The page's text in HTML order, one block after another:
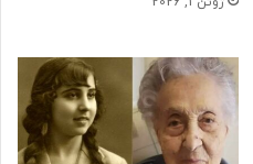
به نام اپتوژنتیک استفاده
نورشناسی و ژنتیک است. با
کنترل شد و حسگرهای زیستی